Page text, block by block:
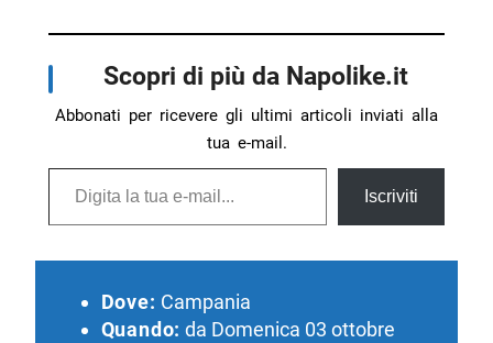
Scopri di più da Napolike.it
Abbonati per ricevere gli ultimi articoli inviati alla
tua e-mail.
Digita la tua e-mail...
Iscriviti
Dove: Campania
Quando: da Domenica 03 ottobre